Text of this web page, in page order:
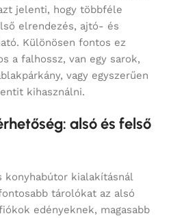
jelenti, hogy többféle
elrendezés, ajtó- és
Különösen fontos ez
a falhossz, van egy sarok,
vagy egyszerűen
kihasználni.
alsó és felső
konyhabútor kialakításnál
tárolókat az alsó
edényeknek, magasabb